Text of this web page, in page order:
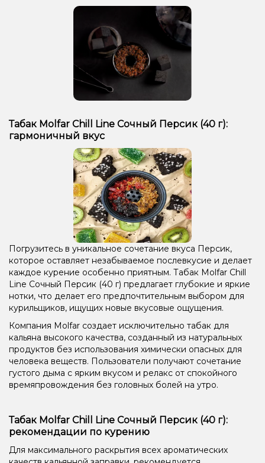
Табак Molfar Chill Line Сочный Персик (40 г):
гармоничный вкус
Погрузитесь в уникальное сочетание вкуса Персик,
которое оставляет незабываемое послевкусие и делает
каждое курение особенно приятным. Табак Molfar Chill
Line Сочный Персик (40 г) предлагает глубокие и яркие
нотки, что делает его предпочтительным выбором для
курильщиков, ищущих новые вкусовые ощущения.
Компания Molfar создает исключительно табак для
кальяна высокого качества, созданный из натуральных
продуктов без использования химически опасных для
человека веществ. Пользователи получают сочетание
густого дыма с ярким вкусом и релакс от спокойного
времяпровождения без головных болей на утро.
Табак Molfar Chill Line Сочный Персик (40 г):
рекомендации по курению
Для максимального раскрытия всех ароматических